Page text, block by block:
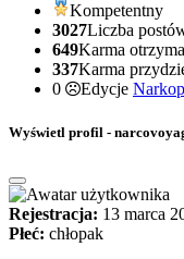
Kompetentny
3027Liczba
649Karma
337Karma
0
Edycje
Wyświetl profil -
Rejestracja: 13 marca
Płeć: chłopak